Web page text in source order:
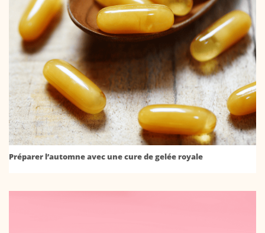
Préparer l’automne avec une cure de gelée royale